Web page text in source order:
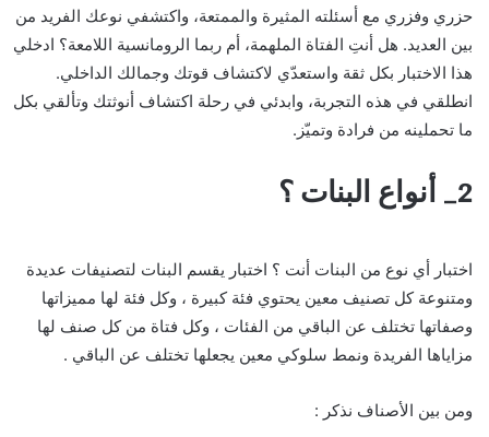
حزري وفزري مع أسئلته المثيرة والممتعة، واكتشفي نوعك الفريد من
بين العديد. هل أنتِ الفتاة الملهمة، أم ربما الرومانسية اللامعة؟ ادخلي
هذا الاختبار بكل ثقة واستعدّي لاكتشاف قوتك وجمالك الداخلي.
انطلقي في هذه التجربة، وابدئي في رحلة اكتشاف أنوثتك وتألقي بكل
ما تحملينه من فرادة وتميّز.
2_ أنواع البنات ؟
اختبار أي نوع من البنات أنت ؟ اختبار يقسم البنات لتصنيفات عديدة
ومتنوعة كل تصنيف معين يحتوي فئة كبيرة ، وكل فئة لها مميزاتها
وصفاتها تختلف عن الباقي من الفئات ، وكل فتاة من كل صنف لها
مزاياها الفريدة ونمط سلوكي معين يجعلها تختلف عن الباقي .
ومن بين الأصناف نذكر :